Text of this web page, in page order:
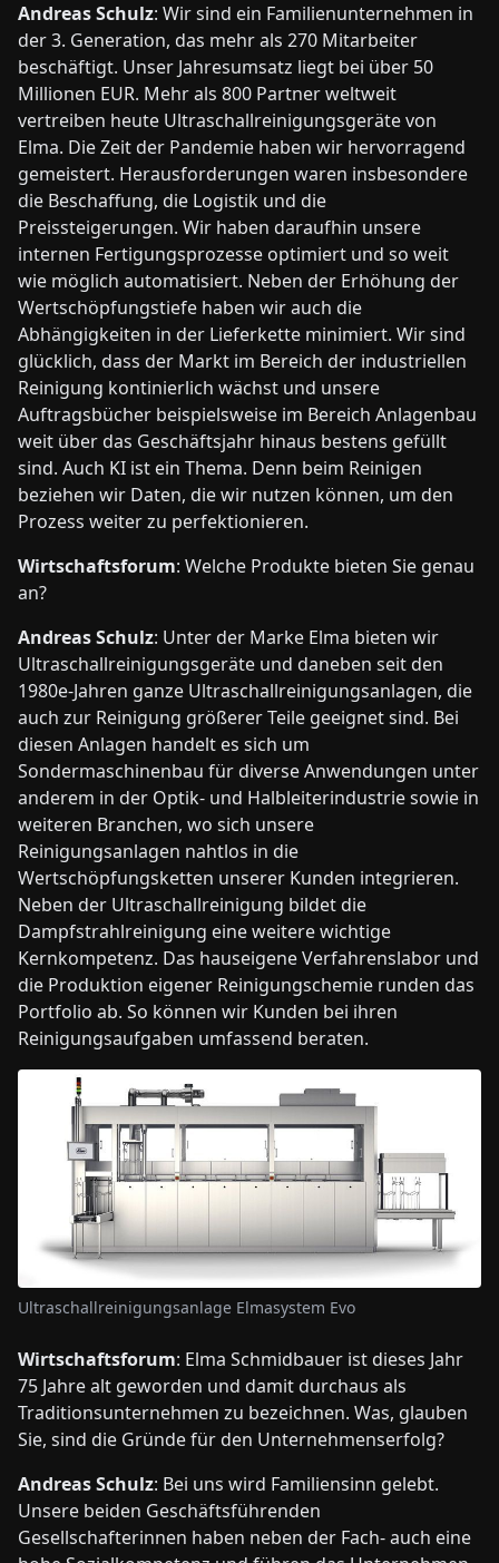
Andreas Schulz: Wir sind ein Familienunternehmen in
der 3. Generation, das mehr als 270 Mitarbeiter
beschäftigt. Unser Jahresumsatz liegt bei über 50
Millionen EUR. Mehr als 800 Partner weltweit
vertreiben heute Ultraschallreinigungsgeräte von
Elma. Die Zeit der Pandemie haben wir hervorragend
gemeistert. Herausforderungen waren insbesondere
die Beschaffung, die Logistik und die
Preissteigerungen. Wir haben daraufhin unsere
internen Fertigungsprozesse optimiert und so weit
wie möglich automatisiert. Neben der Erhöhung der
Wertschöpfungstiefe haben wir auch die
Abhängigkeiten in der Lieferkette minimiert. Wir sind
glücklich, dass der Markt im Bereich der industriellen
Reinigung kontinierlich wächst und unsere
Auftragsbücher beispielsweise im Bereich Anlagenbau
weit über das Geschäftsjahr hinaus bestens gefüllt
sind. Auch KI ist ein Thema. Denn beim Reinigen
beziehen wir Daten, die wir nutzen können, um den
Prozess weiter zu perfektionieren.
Wirtschaftsforum: Welche Produkte bieten Sie genau
an?
Andreas Schulz: Unter der Marke Elma bieten wir
Ultraschallreinigungsgeräte und daneben seit den
1980e-Jahren ganze Ultraschallreinigungsanlagen, die
auch zur Reinigung größerer Teile geeignet sind. Bei
diesen Anlagen handelt es sich um
Sondermaschinenbau für diverse Anwendungen unter
anderem in der Optik- und Halbleiterindustrie sowie in
weiteren Branchen, wo sich unsere
Reinigungsanlagen nahtlos in die
Wertschöpfungsketten unserer Kunden integrieren.
Neben der Ultraschallreinigung bildet die
Dampfstrahlreinigung eine weitere wichtige
Kernkompetenz. Das hauseigene Verfahrenslabor und
die Produktion eigener Reinigungschemie runden das
Portfolio ab. So können wir Kunden bei ihren
Reinigungsaufgaben umfassend beraten.
Ultraschallreinigungsanlage Elmasystem Evo
Wirtschaftsforum: Elma Schmidbauer ist dieses Jahr
75 Jahre alt geworden und damit durchaus als
Traditionsunternehmen zu bezeichnen. Was, glauben
Sie, sind die Gründe für den Unternehmenserfolg?
Andreas Schulz: Bei uns wird Familiensinn gelebt.
Unsere beiden Geschäftsführenden
Gesellschafterinnen haben neben der Fach- auch eine